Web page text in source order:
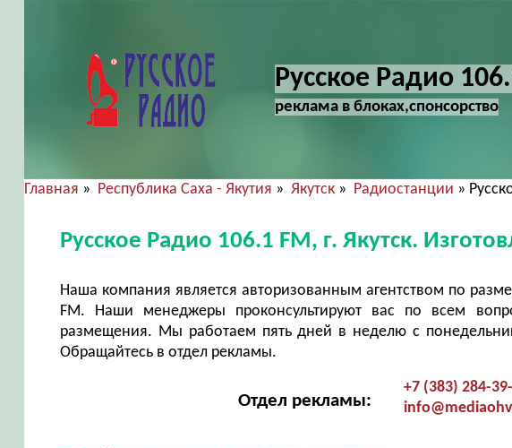
Русское Радио
реклама в блоках,спонсорство
Главная » Республика Саха - Якутия » Якутск» Радиостанции »
Русское Радио 106.1 FM, г. Якутск.
Наша компания является авторизованным агентством по
FM. Наши менеджеры проконсультируют вас по всем
размещения. Мы работаем пять дней в неделю с
Обращайтесь в отдел рекламы.
Отдел рекламы:
+7 (383) 284-